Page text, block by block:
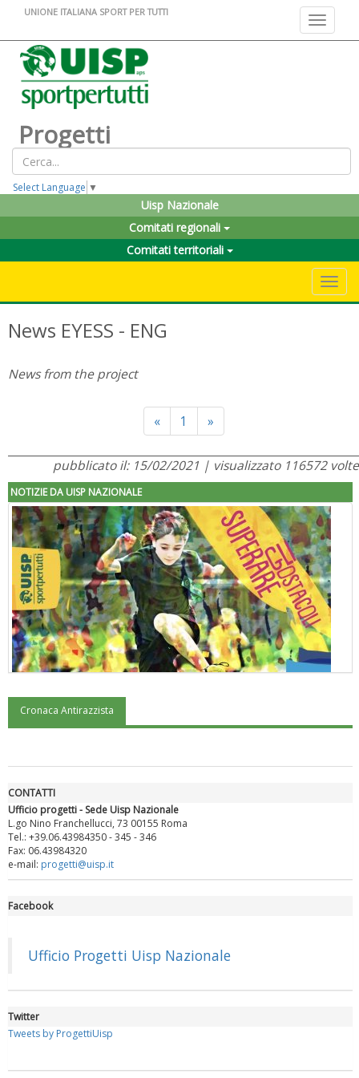
Toggle
UNIONE ITALIANA SPORT PER TUTTI
Progetti
Select Language ▼
Uisp Nazionale
Comitati regionali
Comitati territoriali
News EYESS - ENG
News from the project
«Previous
1 »Next
pubblicato il: 15/02/2021 | visualizzato 116572 volte
NOTIZIE DA UISP NAZIONALE
"Superare gli ostacoli": la relazione di Tiziano Pesce al CN Uisp
rivoluzioni"
Cronaca Antirazzista
CONTATTI
Ufficio progetti - Sede Uisp Nazionale
L.go Nino Franchellucci, 73 00155 Roma
Tel.: +39.06.43984350 - 345 - 346
Fax: 06.43984320
e-mail: progetti@uisp.it
Facebook
Ufficio Progetti Uisp Nazionale
Twitter
Tweets by ProgettiUisp